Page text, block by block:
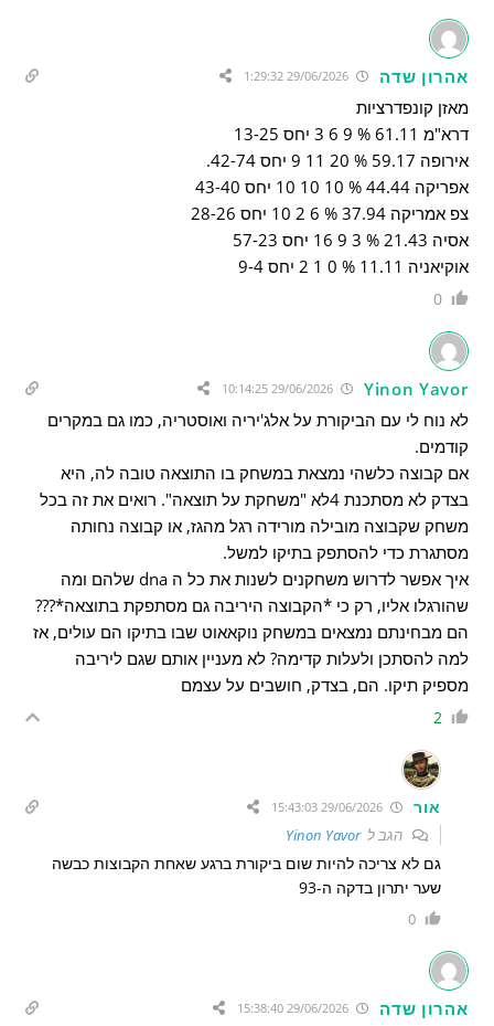
אהרון שדה
מאזן קונפדרציות
דרא"מ 61.11 % 9 6 3 יחס 13-25
אירופה 59.17 % 20 11 9 יחס 42-74.
אפריקה 44.44 % 10 10 10 יחס 43-40
צפ אמריקה 37.94 % 6 2 10 יחס 28-26
אסיה 21.43 % 3 9 16 יחס 57-23
אוקיאניה 11.11 % 0 1 2 יחס 9-4
0
Yinon Yavor
29/06/2026 10:14:25
לא נוח לי עם הביקורת על אלג'יריה ואוסטריה, כמו גם במקרים
קודמים.
אם קבוצה כלשהי נמצאת במשחק בו התוצאה טובה לה, היא
בצדק לא מסתכנת 4לא "משחקת על תוצאה". רואים את זה בכל
משחק שקבוצה מובילה מורידה רגל מהגז, או קבוצה נחותה
מסתגרת כדי להסתפק בתיקו למשל.
איך אפשר לדרוש משחקנים לשנות את כל ה dna שלהם ומה
שהורגלו אליו, רק כי *הקבוצה היריבה גם מסתפקת בתוצאה*???
הם מבחינתם נמצאים במשחק נוקאאוט שבו בתיקו הם עולים, אז
למה להסתכן ולעלות קדימה? לא מעניין אותם שגם ליריבה
מספיק תיקו. הם, בצדק, חושבים על עצמם
2
אור
הגב לYinon Yavor
גם לא צריכה להיות שום ביקורת ברגע שאחת הקבוצות כבשה
שער יתרון בדקה ה-93
0
אהרון שדה